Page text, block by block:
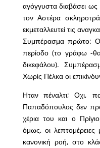
αγόγγυστα διαβάσει
τον Αστέρα
εκμεταλλευτεί τις
Συμπέρασμα πρώτο: Ο
περίοδο (το γράφω -
δικεφάλου).
Χωρίς Πέλκα οι
Ηταν πέναλτι; Οχι,
Παπαδόπουλος δεν
χέρια του και ο
όμως, οι
κανονική ροή, στο